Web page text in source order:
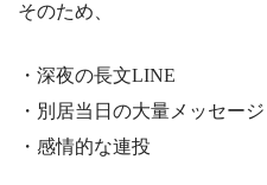
そのため、
・深夜の長文LINE
・別居当日の大量メッセージ
・感情的な連投